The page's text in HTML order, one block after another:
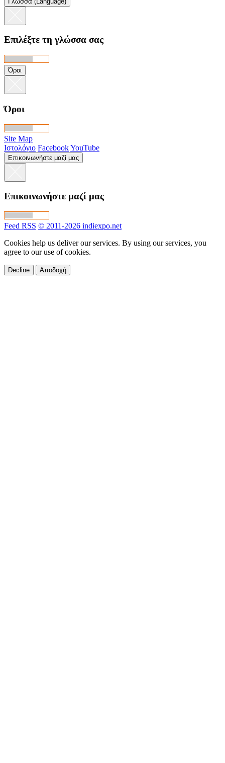
Επιλέξτε τη γλώσσα σας
Όροι
Όροι
Site Map
Ιστολόγιο FacebookYouTube
Επικοινωνήστε μαζί μας
Επικοινωνήστε μαζί μας
Feed RSS © 2011-2026 indiexpo.net
Cookies help us deliver our services. By using our services, you
agree to our use of cookies.
Decline Αποδοχή